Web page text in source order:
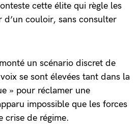
cette élite qui règle les
couloir, sans consulter
un scénario discret de
se sont élevées tant dans la
» pour réclamer une
impossible que les forces
crise de régime.